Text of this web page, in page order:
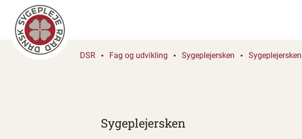
DSR Fag og udvikling Sygeplejersken
Sygeplejersken